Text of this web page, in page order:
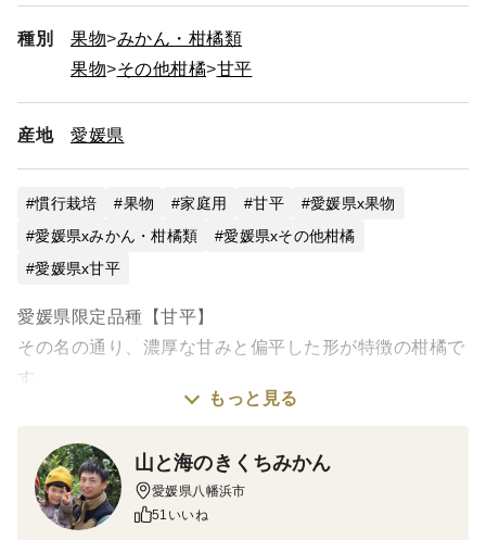
種別 果物
みかん・柑橘類
果物
その他柑橘 甘平
産地 愛媛県
慣行栽培 果物 家庭用 甘平
愛媛県x果物
愛媛県xみかん・柑橘類
愛媛県xその他柑橘
愛媛県x甘平
愛媛県限定品種【甘平】
その名の通り、濃厚な甘みと偏平した形が特徴の柑橘で
す。
果皮、じょうのう膜ともに薄く、シャキシャキッと弾け
ご家庭用の為、見た目の悪いものも入りますが、味には
変わりありません。
もっと見る
山と海のきくちみかん
愛媛県八幡浜市
51いいね